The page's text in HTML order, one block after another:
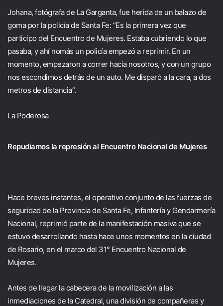
Johana, fotógrafa de La Garganta, fue herida de un balazo de
goma por la policía de Santa Fe: “Es la primera vez que
participo del Encuentro de Mujeres. Estaba cubriendo lo que
pasaba, y ahí nomás un policía empezó a reprimir. En un
momento, empezaron a correr hacia nosotros, y con un grupo
nos escondimos detrás de un auto. Me disparó a la cara, a dos
metros de distancia”.
La Poderosa
Repudiamos la represión al Encuentro Nacional de Mujeres
Hace breves instantes, el operativo conjunto de las fuerzas de
seguridad de la Provincia de Santa Fe, Infantería y Gendarmería
Nacional, reprimió parte de la manifestación masiva que se
estuvo desarrollando hasta hace unos momentos en la ciudad
de Rosario, en el marco del 31° Encuentro Nacional de
Mujeres.
Antes de llegar la cabecera de la movilización a las
inmediaciones de la Catedral, una división de compañeras y